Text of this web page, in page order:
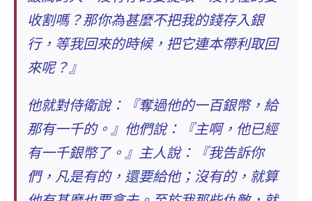
收割嗎？那你為甚麼不把我的錢存入銀
行，等我回來的時候，把它連本帶利取回
來呢？』
他就對侍衛說：『奪過他的一百銀幣，給
那有一千的。』他們說：『主啊，他已經
有一千銀幣了。』主人說：『我告訴你
們，凡是有的，還要給他；沒有的，就算